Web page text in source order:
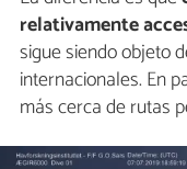
relativamente
sigue siendo objeto
internacionales. En
más cerca de rutas